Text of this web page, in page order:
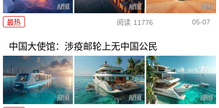
最热 阅读 11776 05-07
中国大使馆：涉疫邮轮上无中国公民